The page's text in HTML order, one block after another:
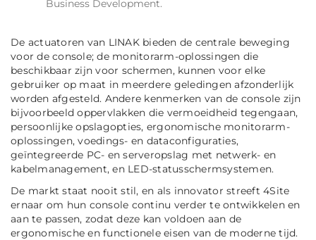
Business Development.
De actuatoren van LINAK bieden de centrale beweging
voor de console; de monitorarm-oplossingen die
beschikbaar zijn voor schermen, kunnen voor elke
gebruiker op maat in meerdere geledingen afzonderlijk
worden afgesteld. Andere kenmerken van de console zijn
bijvoorbeeld oppervlakken die vermoeidheid tegengaan,
persoonlijke opslagopties, ergonomische monitorarm-
oplossingen, voedings- en dataconfiguraties,
geïntegreerde PC- en serveropslag met netwerk- en
kabelmanagement, en LED-statusschermsystemen.
De markt staat nooit stil, en als innovator streeft 4Site
ernaar om hun console continu verder te ontwikkelen en
aan te passen, zodat deze kan voldoen aan de
ergonomische en functionele eisen van de moderne tijd.